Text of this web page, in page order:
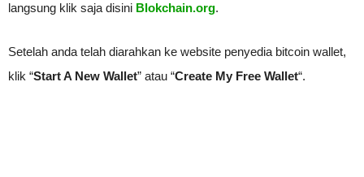
langsung klik saja disini Blokchain.org.
Setelah anda telah diarahkan ke website penyedia bitcoin wallet,
klik “Start A New Wallet” atau “Create My Free Wallet“.